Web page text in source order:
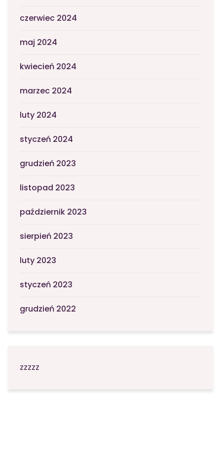
czerwiec 2024
maj 2024
kwiecień 2024
marzec 2024
luty 2024
styczeń 2024
grudzień 2023
listopad 2023
październik 2023
sierpień 2023
luty 2023
styczeń 2023
grudzień 2022
zzzzz